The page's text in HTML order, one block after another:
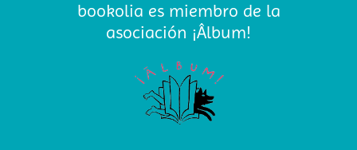
bookolia es miembro de la
asociación ¡Âlbum!